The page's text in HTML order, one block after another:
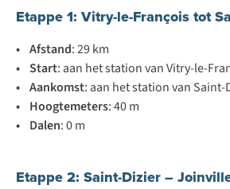
Etappe 1: Vitry-le-François tot
• Afstand: 29 km
• Start: aan het station van Vitry-le-
• Aankomst: aan het station van Saint-
• Hoogtemeters: 40 m
• Dalen: 0 m
Etappe 2: Saint-Dizier –